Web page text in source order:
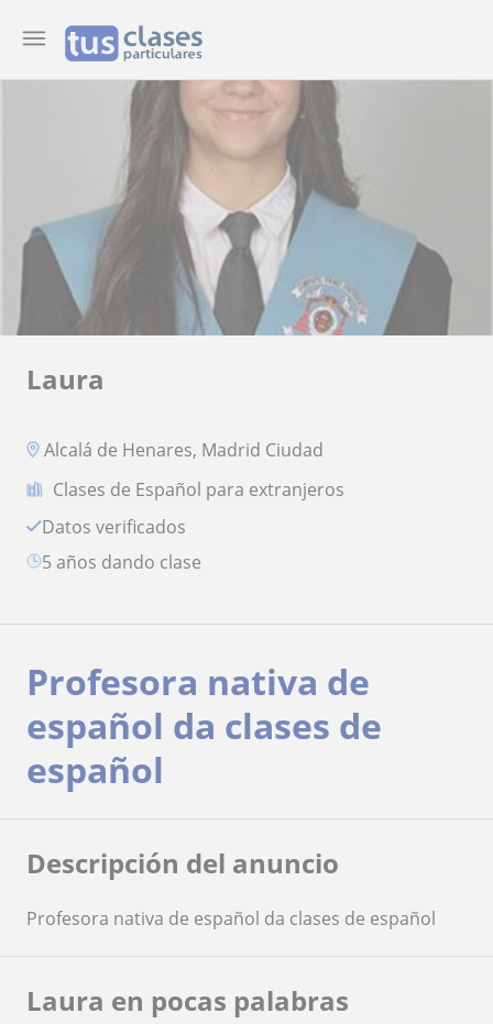
Laura
Alcalá de Henares, Madrid Ciudad
Clases de Español para extranjeros
Datos verificados
5 años dando clase
Profesora nativa de
español da clases de
español
Descripción del anuncio
Profesora nativa de español da clases de español
Laura en pocas palabras